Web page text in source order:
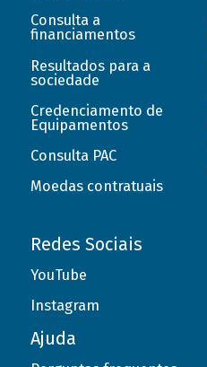
Consulta a
financiamentos
Resultados para a
sociedade
Credenciamento de
Equipamentos
Consulta PAC
Moedas contratuais
Redes Sociais
YouTube
Instagram
Ajuda